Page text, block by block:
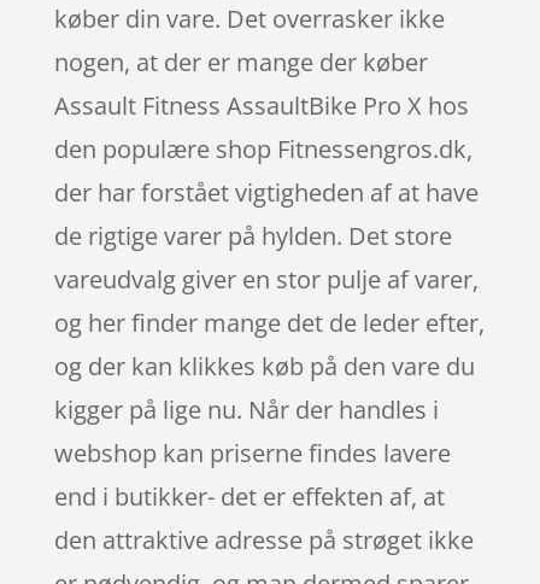
køber din vare. Det overrasker ikke
nogen, at der er mange der køber
Assault Fitness AssaultBike Pro X hos
den populære shop Fitnessengros.dk,
der har forstået vigtigheden af at have
de rigtige varer på hylden. Det store
vareudvalg giver en stor pulje af varer,
og her finder mange det de leder efter,
og der kan klikkes køb på den vare du
kigger på lige nu. Når der handles i
webshop kan priserne findes lavere
end i butikker- det er effekten af, at
den attraktive adresse på strøget ikke